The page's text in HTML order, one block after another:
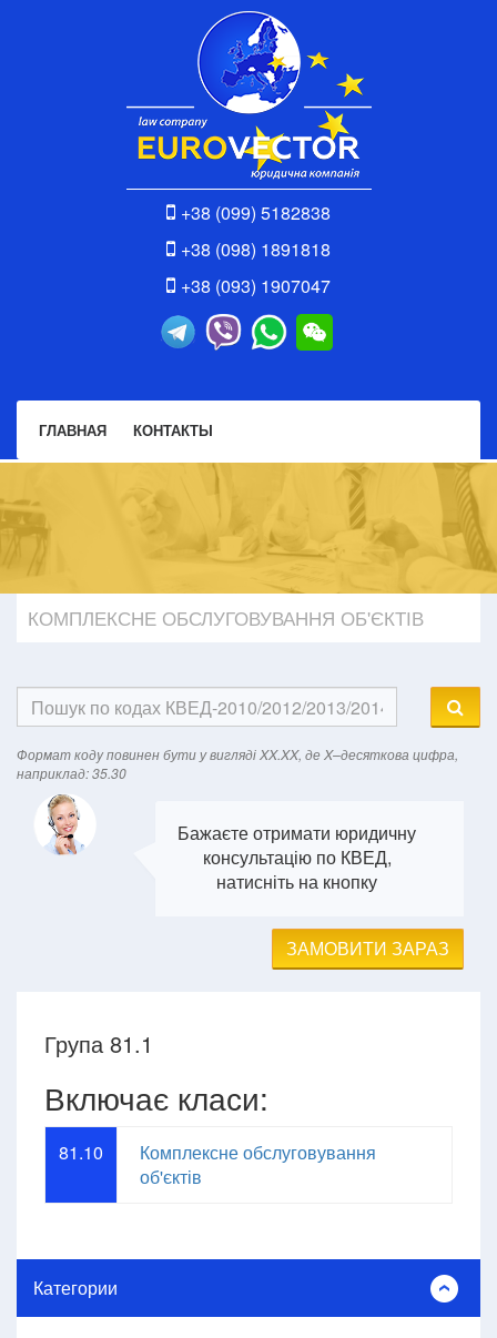
+38 (099) 5182838
+38 (098) 1891818
+38 (093) 1907047
ГЛАВНАЯ КОНТАКТЫ
КОМПЛЕКСНЕ ОБСЛУГОВУВАННЯ ОБ'ЄКТІВ
Формат кодy повинен бути у вигляді XX.XX, де X–десяткова цифра,
наприклад: 35.30
Бажаєте отримати юридичну
консультацію по КВЕД,
натисніть на кнопку
ЗАМОВИТИ ЗАРАЗ
Група 81.1
Включає класи:
81.10
Комплексне обслуговування
об'єктів
Категории